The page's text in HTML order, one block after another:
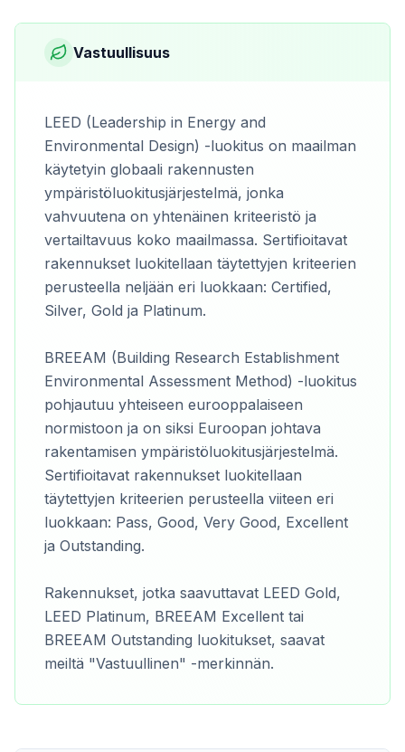
Vastuullisuus
LEED (Leadership in Energy and
Environmental Design) -luokitus on maailman
käytetyin globaali rakennusten
ympäristöluokitusjärjestelmä, jonka
vahvuutena on yhtenäinen kriteeristö ja
vertailtavuus koko maailmassa. Sertifioitavat
rakennukset luokitellaan täytettyjen kriteerien
perusteella neljään eri luokkaan: Certified,
Silver, Gold ja Platinum.
BREEAM (Building Research Establishment
Environmental Assessment Method) -luokitus
pohjautuu yhteiseen eurooppalaiseen
normistoon ja on siksi Euroopan johtava
rakentamisen ympäristöluokitusjärjestelmä.
Sertifioitavat rakennukset luokitellaan
täytettyjen kriteerien perusteella viiteen eri
luokkaan: Pass, Good, Very Good, Excellent
ja Outstanding.
Rakennukset, jotka saavuttavat LEED Gold,
LEED Platinum, BREEAM Excellent tai
BREEAM Outstanding luokitukset, saavat
meiltä "Vastuullinen" -merkinnän.